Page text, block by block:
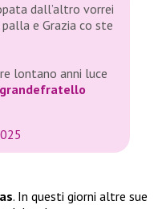
dall’altro vorrei
e Grazia co ste
lontano anni luce
. In questi giorni altre sue